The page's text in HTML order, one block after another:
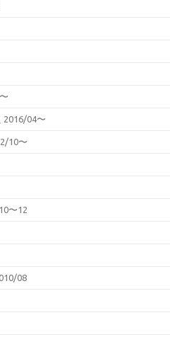
2016/04〜
10〜
〜12
08